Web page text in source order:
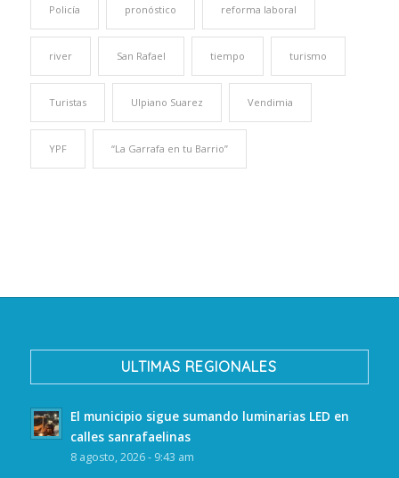
Policía pronóstico reforma laboral
river San Rafael tiempo turismo
Turistas Ulpiano Suarez Vendimia
YPF “La Garrafa en tu Barrio”
ULTIMAS REGIONALES
El municipio sigue sumando luminarias LED en
calles sanrafaelinas
8 agosto, 2026 - 9:43 am